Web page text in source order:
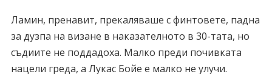
Ламин, пренавит, прекаляваше с финтовете, падна
за дузпа на визане в наказателното в 30-тата, но
съдиите не поддадоха. Малко преди почивката
нацели греда, а Лукас Бойе е малко не улучи.